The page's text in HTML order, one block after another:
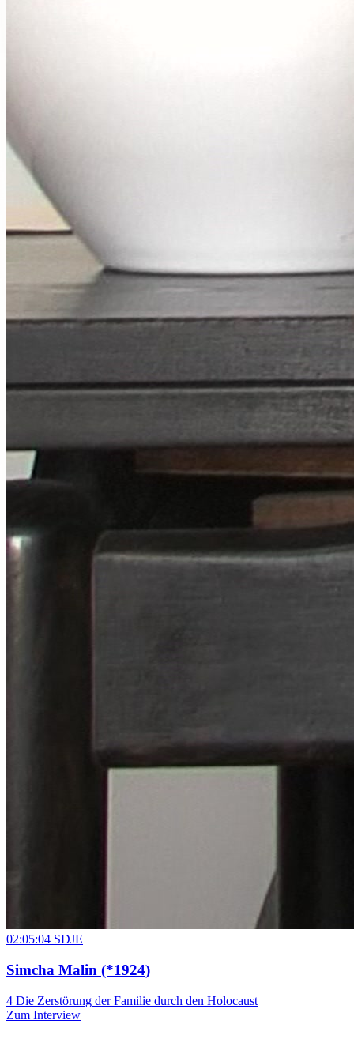
02:05:04 SDJE
Simcha Malin (*1924)
4 Die Zerstörung der Familie durch den Holocaust
Zum Interview